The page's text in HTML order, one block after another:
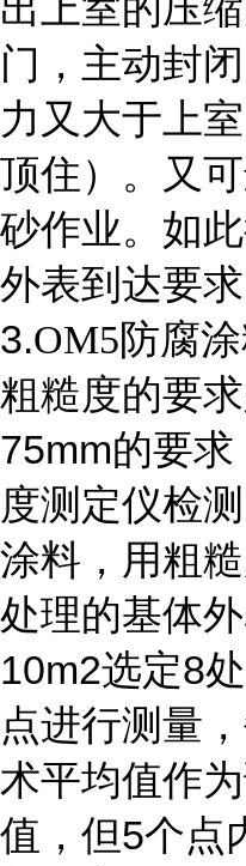
出上室的压
门，主动封
力又大于上
顶住）。又
砂作业。如
外表到达要求
3.OM5防腐
粗糙度的要
75mm的要求
度测定仪检
涂料，用粗
处理的基体
10m2选定8
点进行测量
术平均值作
值，但5个点